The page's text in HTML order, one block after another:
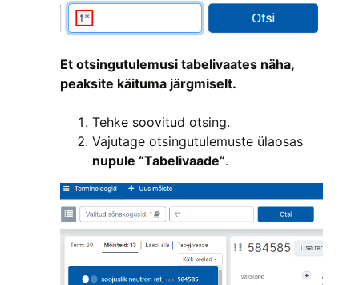
Et otsingutulemusi tabelivaates näha,
peaksite käituma järgmiselt.
Tehke soovitud otsing.
Vajutage otsingutulemuste ülaosas
nupule “Tabelivaade”.